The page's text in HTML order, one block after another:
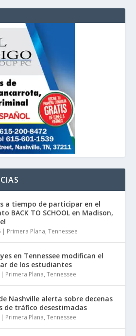
a tiempo de participar en el
BACK TO SCHOOL en Madison,
| Primera Plana,Tennessee
en Tennessee modifican el
de los estudiantes
| Primera Plana,Tennessee
Nashville alerta sobre decenas
de tráfico desestimadas
| Primera Plana,Tennessee